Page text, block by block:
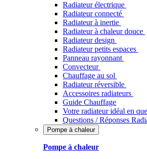
Radiateur électrique
Radiateur connecté
Radiateur à inertie
Radiateur à chaleur douce
Radiateur design
Radiateur petits espaces
Panneau rayonnant
Convecteur
Chauffage au sol
Radiateur réversible
Accessoires radiateurs
Guide Chauffage
Votre radiateur idéal en
Questions / Réponses
Pompe à chaleur
Pompe à chaleur